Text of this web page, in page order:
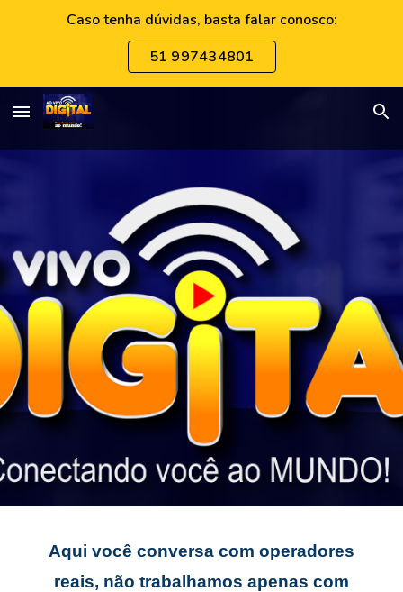
Caso tenha dúvidas, basta falar conosco:
51 997434801
Aqui você conversa com operadores
reais, não trabalhamos apenas com